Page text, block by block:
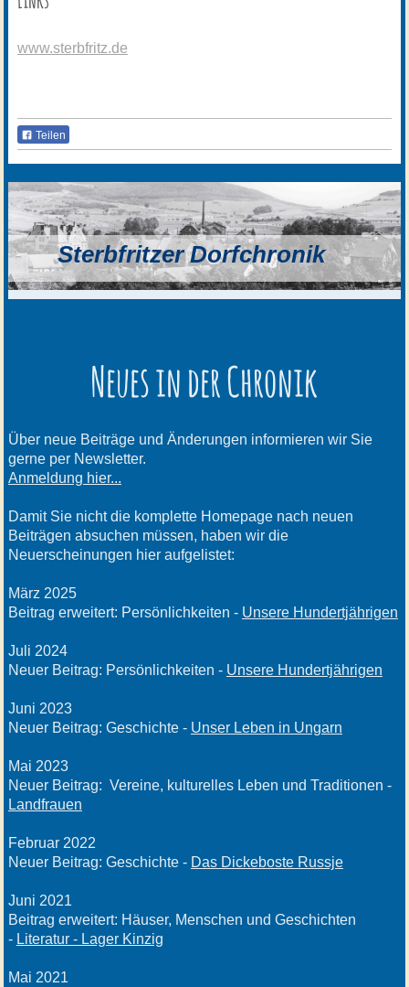
www.sterbfritz.de
Teilen
Sterbfritzer Dorfchronik
Neues in der Chronik
Über neue Beiträge und Änderungen informieren wir Sie
gerne per Newsletter.
Anmeldung hier...
Damit Sie nicht die komplette Homepage nach neuen
Beiträgen absuchen müssen, haben wir die
Neuerscheinungen hier aufgelistet:
März 2025
Beitrag erweitert: Persönlichkeiten - Unsere Hundertjährigen
Juli 2024
Neuer Beitrag: Persönlichkeiten - Unsere Hundertjährigen
Juni 2023
Neuer Beitrag: Geschichte - Unser Leben in Ungarn
Mai 2023
Neuer Beitrag: Vereine, kulturelles Leben und Traditionen -
Landfrauen
Februar 2022
Neuer Beitrag: Geschichte - Das Dickeboste Russje
Juni 2021
Beitrag erweitert: Häuser, Menschen und Geschichten
- Literatur - Lager Kinzig
Mai 2021